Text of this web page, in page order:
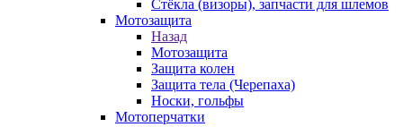
Стёкла (визоры), запчасти для шлемов
Мотозащита
Назад
Мотозащита
Защита колен
Защита тела (Черепаха)
Носки, гольфы
Мотоперчатки